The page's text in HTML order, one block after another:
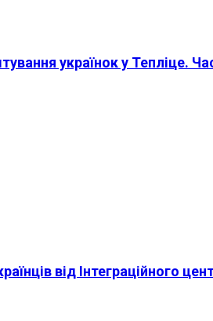
українок у Тепліце.
від Інтеграційного